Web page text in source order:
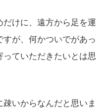
けに、遠方から足を運
が、何かついでがあっ
ていただきたいとは思
いからなんだと思いま